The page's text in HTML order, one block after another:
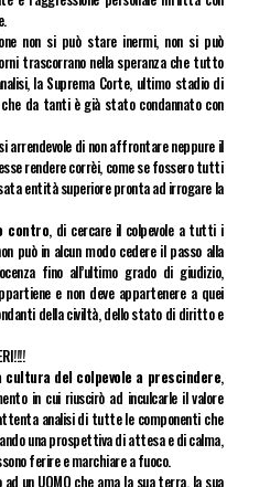
non si può stare inermi, non si può
trascorrano nella speranza che tutto
la Suprema Corte, ultimo stadio di
che da tanti è già stato condannato con
arrendevole di non affrontare neppure il
rendere corrèi, come se fossero tutti
entità superiore pronta ad irrogare la
contro, di cercare il colpevole a tutti i
può in alcun modo cedere il passo alla
fino all’ultimo grado di giudizio,
e non deve appartenere a quei
della civiltà, dello stato di diritto e
cultura del colpevole a prescindere,
in cui riuscirò ad inculcarle il valore
analisi di tutte le componenti che
una prospettiva di attesa e di calma,
ferire e marchiare a fuoco.
ad un UOMO che ama la sua terra, la sua